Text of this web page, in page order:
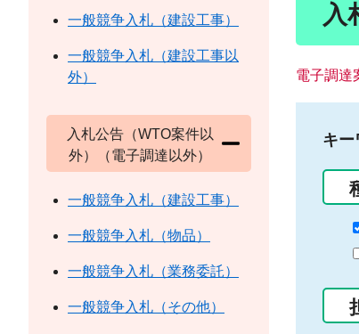
入
電子調達
キー
一般競争入札（建設工事）
一般競争入札（建設工事以
外）
入札公告（WTO案件以
外）（電子調達以外）
一般競争入札（建設工事）
一般競争入札（物品）
一般競争入札（業務委託）
一般競争入札（その他）